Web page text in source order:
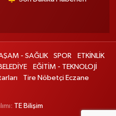
- SAĞLIK SPOR
ETKİNLİK
EĞİTİM - TEKNOLOJİ
Tire Nöbetçi Eczane
TE Bilişim